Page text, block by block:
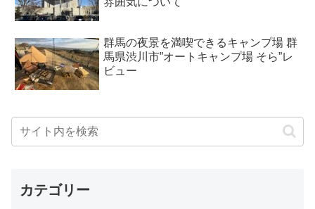
群馬の夜景を満喫できるキャンプ場 群
馬県渋川市”オートキャンプ場 そら”レ
ビュー
カテゴリー